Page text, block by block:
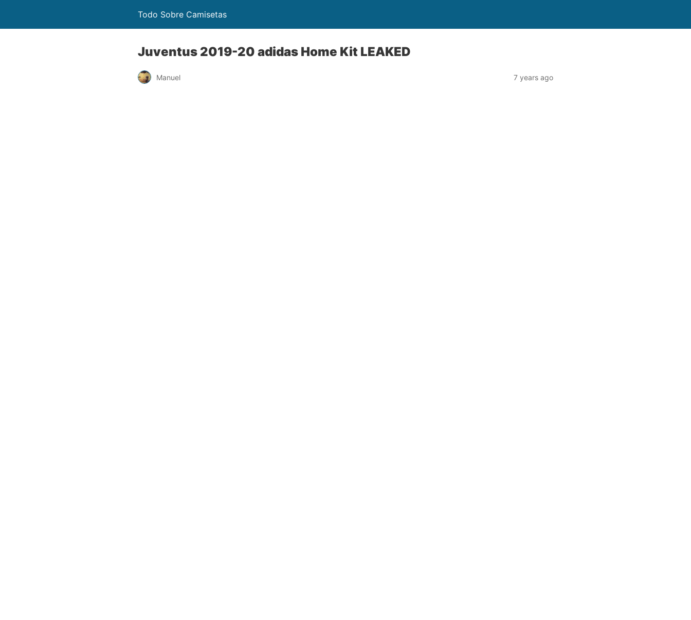
Todo Sobre Camisetas
Juventus 2019-20 adidas Home Kit LEAKED
Manuel 7 years ago